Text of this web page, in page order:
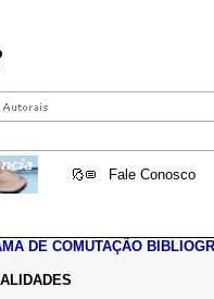
Fale Conosco
DE COMUTAÇÃO